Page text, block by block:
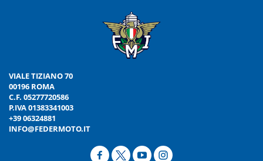
VIALE TIZIANO 70
00196 ROMA
C.F. 05277720586
P.IVA 01383341003
+39 06324881
INFO@FEDERMOTO.IT